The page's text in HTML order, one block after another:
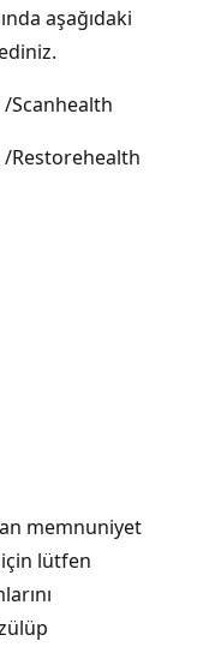
aşağıdaki
Scanhealth
/Restorehealth
memnuniyet
lütfen